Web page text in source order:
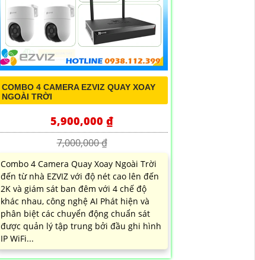
COMBO 4 CAMERA EZVIZ QUAY XOAY
NGOÀI TRỜI
5,900,000 ₫
7,000,000 ₫
Combo 4 Camera Quay Xoay Ngoài Trời
đến từ nhà EZVIZ với độ nét cao lên đến
2K và giám sát ban đêm với 4 chế độ
khác nhau, công nghệ AI Phát hiện và
phân biệt các chuyển động chuẩn sát
được quản lý tập trung bởi đầu ghi hình
IP WiFi...